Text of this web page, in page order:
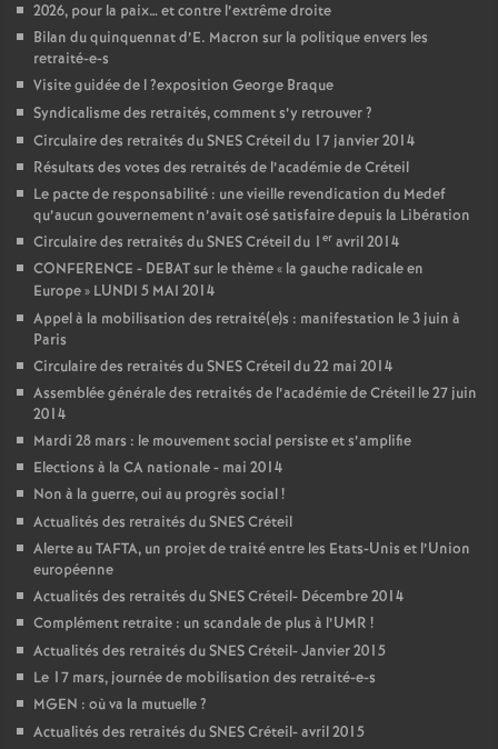
2026, pour la paix… et contre l’extrême droite
Bilan du quinquennat d’E. Macron sur la politique envers les
retraité-e-s
Visite guidée de l?exposition George Braque
Syndicalisme des retraités, comment s’y retrouver?
Circulaire des retraités duSNESCréteil du 17 janvier 2014
Résultats des votes des retraités de l’académie de Créteil
Le pacte de responsabilité : une vieille revendication du Medef
qu’aucun gouvernement n’avait osé satisfaire depuis la Libération
Circulaire des retraités duSNESCréteil du 1 er avril 2014
CONFERENCE - DEBATsur le thème « la gauche radicale en
Europe» LUNDI 5 MAI 2014
Appel à la mobilisation des retraité(e)s : manifestation le 3 juin à
Paris
Circulaire des retraités duSNESCréteil du 22 mai 2014
Assemblée générale des retraités de l’académie de Créteil le 27 juin
2014
Mardi 28 mars : le mouvement social persiste et s’amplifie
Elections à la CA nationale - mai 2014
Non à la guerre, oui au progrès social!
Actualités des retraités duSNESCréteil
Alerte auTAFTA, un projet de traité entre les Etats-Unis et l’Union
européenne
Actualités des retraités duSNESCréteil- Décembre 2014
Complément retraite : un scandale de plus à l’UMR !
Actualités des retraités duSNESCréteil- Janvier 2015
Le 17 mars, journée de mobilisation des retraité-e-s
MGEN : où va la mutuelle?
Actualités des retraités duSNESCréteil- avril 2015